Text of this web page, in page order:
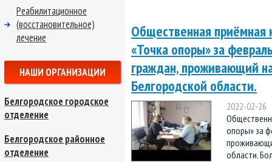
Общественная
«Точка опоры» за
граждан, проживающий
Белгородской области.
2022-02-26
опоры» за
области.
Реабилитационное
(восстановительное)
лечение
НАШИ ОРГАНИЗАЦИИ
Белгородское городское
отделение
Белгородское районное
отделение